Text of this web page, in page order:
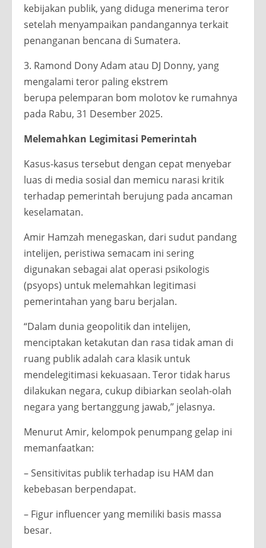
kebijakan publik, yang diduga menerima teror
setelah menyampaikan pandangannya terkait
penanganan bencana di Sumatera.
3. Ramond Dony Adam atau DJ Donny, yang
mengalami teror paling ekstrem
berupa pelemparan bom molotov ke rumahnya
pada Rabu, 31 Desember 2025.
Melemahkan Legimitasi Pemerintah
Kasus-kasus tersebut dengan cepat menyebar
luas di media sosial dan memicu narasi kritik
terhadap pemerintah berujung pada ancaman
keselamatan.
Amir Hamzah menegaskan, dari sudut pandang
intelijen, peristiwa semacam ini sering
digunakan sebagai alat operasi psikologis
(psyops) untuk melemahkan legitimasi
pemerintahan yang baru berjalan.
“Dalam dunia geopolitik dan intelijen,
menciptakan ketakutan dan rasa tidak aman di
ruang publik adalah cara klasik untuk
mendelegitimasi kekuasaan. Teror tidak harus
dilakukan negara, cukup dibiarkan seolah-olah
negara yang bertanggung jawab,” jelasnya.
Menurut Amir, kelompok penumpang gelap ini
memanfaatkan:
– Sensitivitas publik terhadap isu HAM dan
kebebasan berpendapat.
– Figur influencer yang memiliki basis massa
besar.